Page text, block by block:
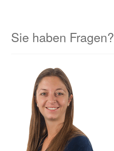
Sie haben Fragen?